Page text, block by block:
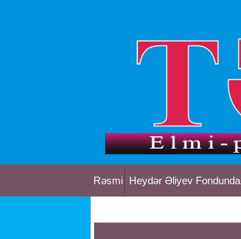
Rəsmi Heydər Əliyev Fondunda